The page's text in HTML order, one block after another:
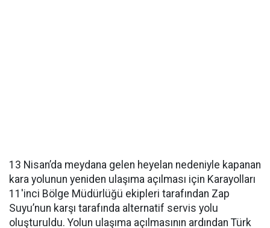
13 Nisan’da meydana gelen heyelan nedeniyle kapanan
kara yolunun yeniden ulaşıma açılması için Karayolları
11'inci Bölge Müdürlüğü ekipleri tarafından Zap
Suyu’nun karşı tarafında alternatif servis yolu
oluşturuldu. Yolun ulaşıma açılmasının ardından Türk